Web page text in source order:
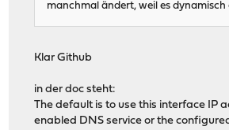
manchmal ändert, weil es
Klar Github
in der doc steht:
The default is to use this interface IP
enabled DNS service or the